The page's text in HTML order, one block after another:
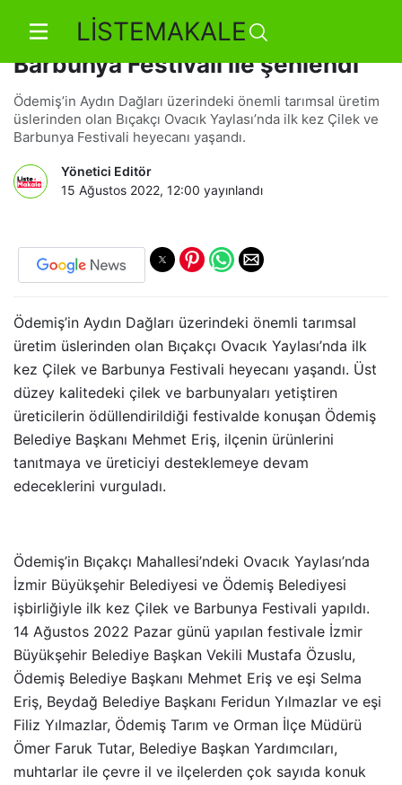
LİSTEMAKALE
Ovacık Yaylası, Çilek ve
Barbunya Festivali ile şenlendi
Ödemiş’in Aydın Dağları üzerindeki önemli tarımsal üretim
üslerinden olan Bıçakçı Ovacık Yaylası’nda ilk kez Çilek ve
Barbunya Festivali heyecanı yaşandı.
Yönetici Editör
15 Ağustos 2022, 12:00 yayınlandı
Ödemiş’in Aydın Dağları üzerindeki önemli tarımsal
üretim üslerinden olan Bıçakçı Ovacık Yaylası’nda ilk
kez Çilek ve Barbunya Festivali heyecanı yaşandı. Üst
düzey kalitedeki çilek ve barbunyaları yetiştiren
üreticilerin ödüllendirildiği festivalde konuşan Ödemiş
Belediye Başkanı Mehmet Eriş, ilçenin ürünlerini
tanıtmaya ve üreticiyi desteklemeye devam
edeceklerini vurguladı.
Ödemiş’in Bıçakçı Mahallesi’ndeki Ovacık Yaylası’nda
İzmir Büyükşehir Belediyesi ve Ödemiş Belediyesi
işbirliğiyle ilk kez Çilek ve Barbunya Festivali yapıldı.
14 Ağustos 2022 Pazar günü yapılan festivale İzmir
Büyükşehir Belediye Başkan Vekili Mustafa Özuslu,
Ödemiş Belediye Başkanı Mehmet Eriş ve eşi Selma
Eriş, Beydağ Belediye Başkanı Feridun Yılmazlar ve eşi
Filiz Yılmazlar, Ödemiş Tarım ve Orman İlçe Müdürü
Ömer Faruk Tutar, Belediye Başkan Yardımcıları,
muhtarlar ile çevre il ve ilçelerden çok sayıda konuk